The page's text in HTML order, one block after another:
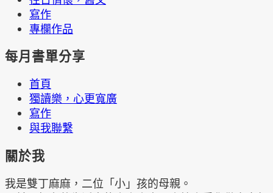
寫作
專欄作品
每月書單分享
首頁
獨讀樂，心更寬廣
寫作
與我聯繫
關於我
我是雙丁麻麻，二位「小」孩的母親。